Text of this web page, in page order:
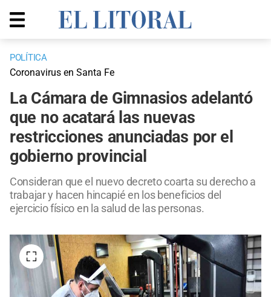
POLÍTICA
Coronavirus en Santa Fe
La Cámara de Gimnasios adelantó
que no acatará las nuevas
restricciones anunciadas por el
gobierno provincial
Consideran que el nuevo decreto coarta su derecho a
trabajar y hacen hincapié en los beneficios del
ejercicio físico en la salud de las personas.